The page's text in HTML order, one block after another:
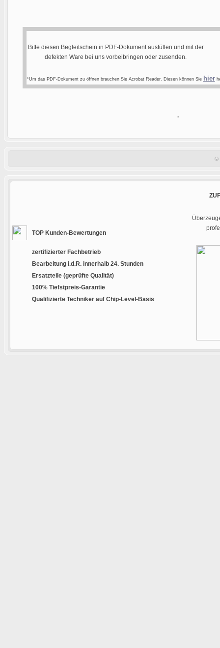
Bitte diesen Begleitschein in PDF-Dokument ausfüllen und mit der
defekten Ware bei uns vorbeibringen oder zusenden.
*Um das PDF-Dokument zu öffnen brauchen Sie Acrobat Reader. Diesen können Sie hier
.
©
TOP Kunden-Bewertungen
zertifizierter Fachbetrieb
Bearbeitung i.d.R. innerhalb 24. Stunden
Ersatzteile (geprüfte Qualität)
100% Tiefstpreis-Garantie
Qualifizierte Techniker auf Chip-Level-Basis